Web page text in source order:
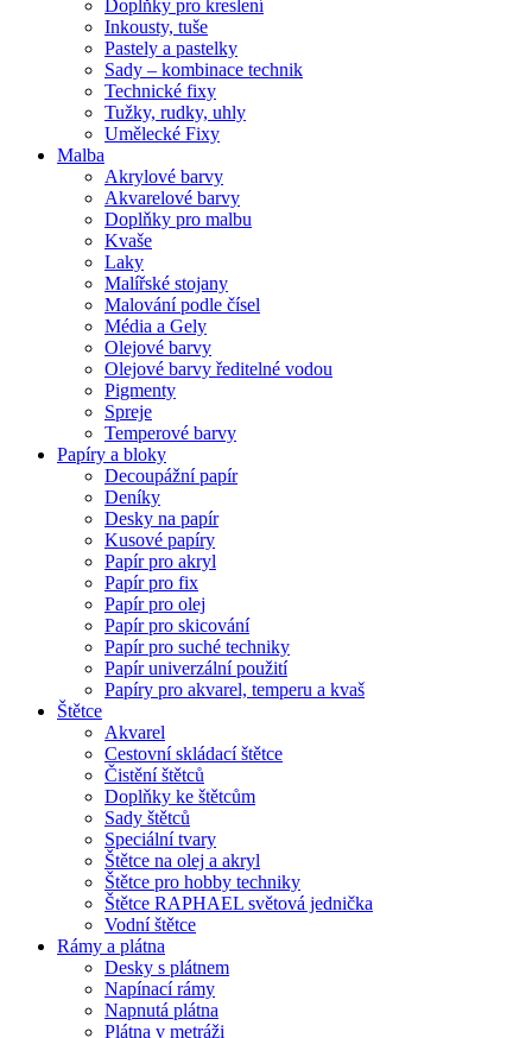
Doplňky pro kreslení
Inkousty, tuše
Pastely a pastelky
Sady – kombinace technik
Technické fixy
Tužky, rudky, uhly
Umělecké Fixy
Malba
Akrylové barvy
Akvarelové barvy
Doplňky pro malbu
Kvaše
Laky
Malířské stojany
Malování podle čísel
Média a Gely
Olejové barvy
Olejové barvy ředitelné vodou
Pigmenty
Spreje
Temperové barvy
Papíry a bloky
Decoupážní papír
Deníky
Desky na papír
Kusové papíry
Papír pro akryl
Papír pro fix
Papír pro olej
Papír pro skicování
Papír pro suché techniky
Papír univerzální použití
Papíry pro akvarel, temperu a kvaš
Štětce
Akvarel
Cestovní skládací štětce
Čistění štětců
Doplňky ke štětcům
Sady štětců
Speciální tvary
Štětce na olej a akryl
Štětce pro hobby techniky
Štětce RAPHAEL světová jednička
Vodní štětce
Rámy a plátna
Desky s plátnem
Napínací rámy
Napnutá plátna
Plátna v metráži